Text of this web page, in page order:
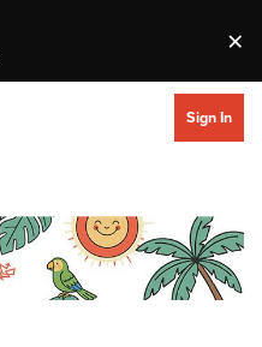
×
Sign In